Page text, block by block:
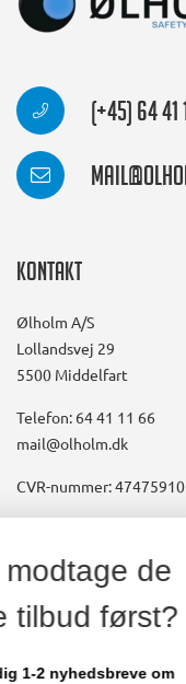
(+45) 64 41
Kontakt
Ølholm A/S
Lollandsvej 29
5500 Middelfart
Telefon: 64 41 11 66
mail@olholm.dk
CVR-nummer: 47475910
Konto
Brugerkonto, startside
Vil du
bedste
Vi sender dig 1-2